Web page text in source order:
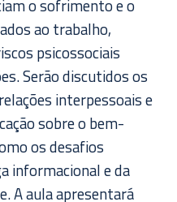
o sofrimento e o
ao trabalho,
psicossociais
Serão discutidos os
interpessoais e
sobre o bem-
os desafios
informacional e da
A aula apresentará